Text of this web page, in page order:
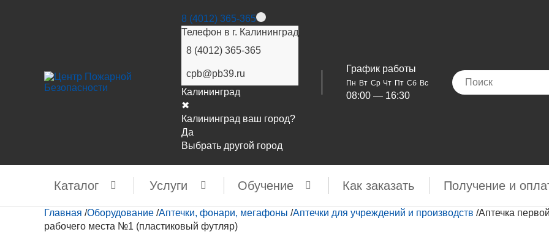
8 (4012) 365-365
Телефон в г. Калининград
8 (4012) 365-365
cpb@pb39.ru
Калининград
✖
Калининград ваш город?
Да
Выбрать другой город
График работы
Пн Вт Ср Чт Пт Сб Вс
08:00 — 16:30
Каталог Услуги Обучение Как заказать Получение и
Главная /Оборудование /Аптечки, фонари, мегафоны /Аптечки для учреждений и производств /Аптечка
рабочего места №1 (пластиковый футляр)